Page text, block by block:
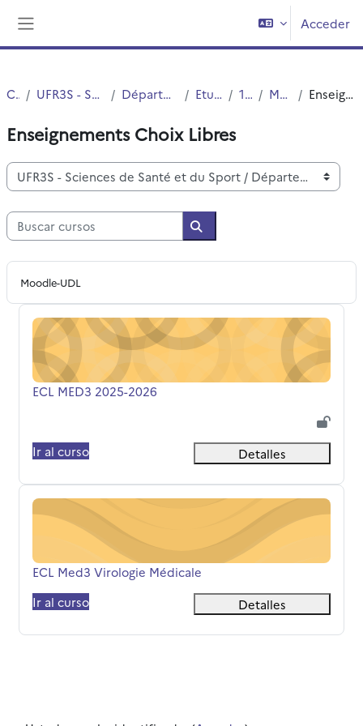
Acceder
Cursos UFR3S - Sciences de Santé et du Sport Département UFR3S - Médecine Etudes Medicales 1ER CYCLE MED3-Archives Enseignements Choix Libres
Enseignements Choix Libres
Categorías
Buscar cursos
Buscar cursos
Moodle-UDL
ECL MED3 2025-2026
Nombre del curso
ECL MED3 2025-2026
Ir al curso Detalles
ECL Med3 Virologie Médicale
Nombre del curso
ECL Med3 Virologie Médicale
Ir al curso
Detalles